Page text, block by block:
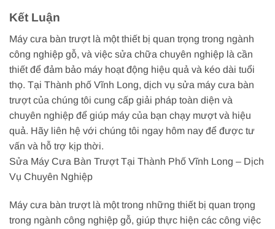
Kết Luận
Máy cưa bàn trượt là một thiết bị quan trọng trong ngành
công nghiệp gỗ, và việc sửa chữa chuyên nghiệp là cần
thiết để đảm bảo máy hoạt động hiệu quả và kéo dài tuổi
thọ. Tại Thành phố Vĩnh Long, dịch vụ sửa máy cưa bàn
trượt của chúng tôi cung cấp giải pháp toàn diện và
chuyên nghiệp để giúp máy của bạn chạy mượt và hiệu
quả. Hãy liên hệ với chúng tôi ngay hôm nay để được tư
vấn và hỗ trợ kịp thời.
Sửa Máy Cưa Bàn Trượt Tại Thành Phố Vĩnh Long – Dịch
Vụ Chuyên Nghiệp
Máy cưa bàn trượt là một trong những thiết bị quan trọng
trong ngành công nghiệp gỗ, giúp thực hiện các công việc